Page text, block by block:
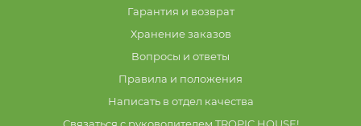
Гарантия и возврат
Хранение заказов
Вопросы и ответы
Правила и положения
Написать в отдел качества
Связаться с руководителем TROPIC HOUSE!